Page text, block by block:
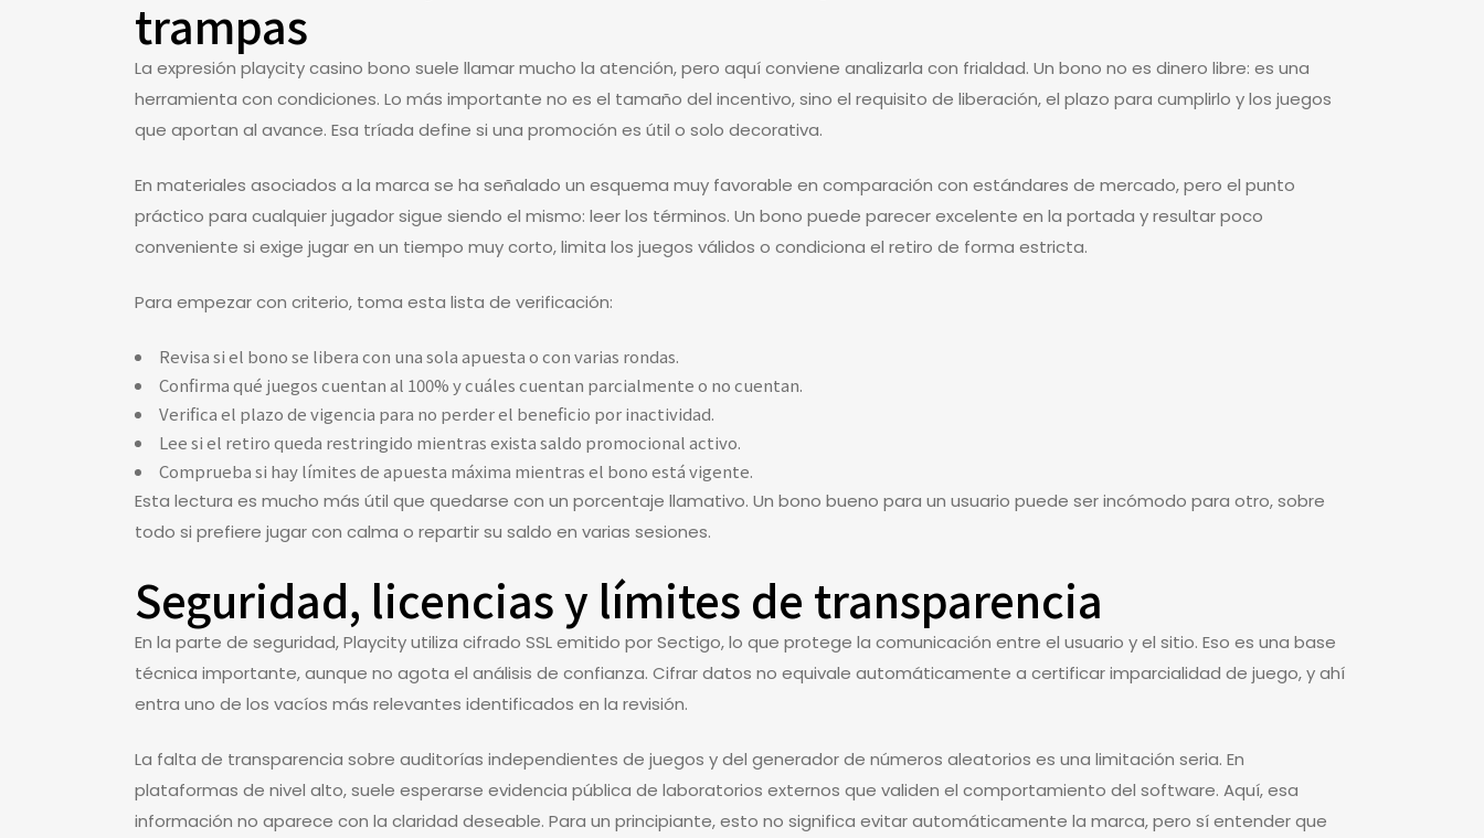
trampas
La expresión playcity casino bono suele llamar mucho la atención, pero aquí conviene analizarla con frialdad. Un bono no es dinero libre: es una
herramienta con condiciones. Lo más importante no es el tamaño del incentivo, sino el requisito de liberación, el plazo para cumplirlo y los juegos
que aportan al avance. Esa tríada define si una promoción es útil o solo decorativa.
En materiales asociados a la marca se ha señalado un esquema muy favorable en comparación con estándares de mercado, pero el punto
práctico para cualquier jugador sigue siendo el mismo: leer los términos. Un bono puede parecer excelente en la portada y resultar poco
conveniente si exige jugar en un tiempo muy corto, limita los juegos válidos o condiciona el retiro de forma estricta.
Para empezar con criterio, toma esta lista de verificación:
Revisa si el bono se libera con una sola apuesta o con varias rondas.
Confirma qué juegos cuentan al 100% y cuáles cuentan parcialmente o no cuentan.
Verifica el plazo de vigencia para no perder el beneficio por inactividad.
Lee si el retiro queda restringido mientras exista saldo promocional activo.
Comprueba si hay límites de apuesta máxima mientras el bono está vigente.
Esta lectura es mucho más útil que quedarse con un porcentaje llamativo. Un bono bueno para un usuario puede ser incómodo para otro, sobre
todo si prefiere jugar con calma o repartir su saldo en varias sesiones.
Seguridad, licencias y límites de transparencia
En la parte de seguridad, Playcity utiliza cifrado SSL emitido por Sectigo, lo que protege la comunicación entre el usuario y el sitio. Eso es una base
técnica importante, aunque no agota el análisis de confianza. Cifrar datos no equivale automáticamente a certificar imparcialidad de juego, y ahí
entra uno de los vacíos más relevantes identificados en la revisión.
La falta de transparencia sobre auditorías independientes de juegos y del generador de números aleatorios es una limitación seria. En
plataformas de nivel alto, suele esperarse evidencia pública de laboratorios externos que validen el comportamiento del software. Aquí, esa
información no aparece con la claridad deseable. Para un principiante, esto no significa evitar automáticamente la marca, pero sí entender que